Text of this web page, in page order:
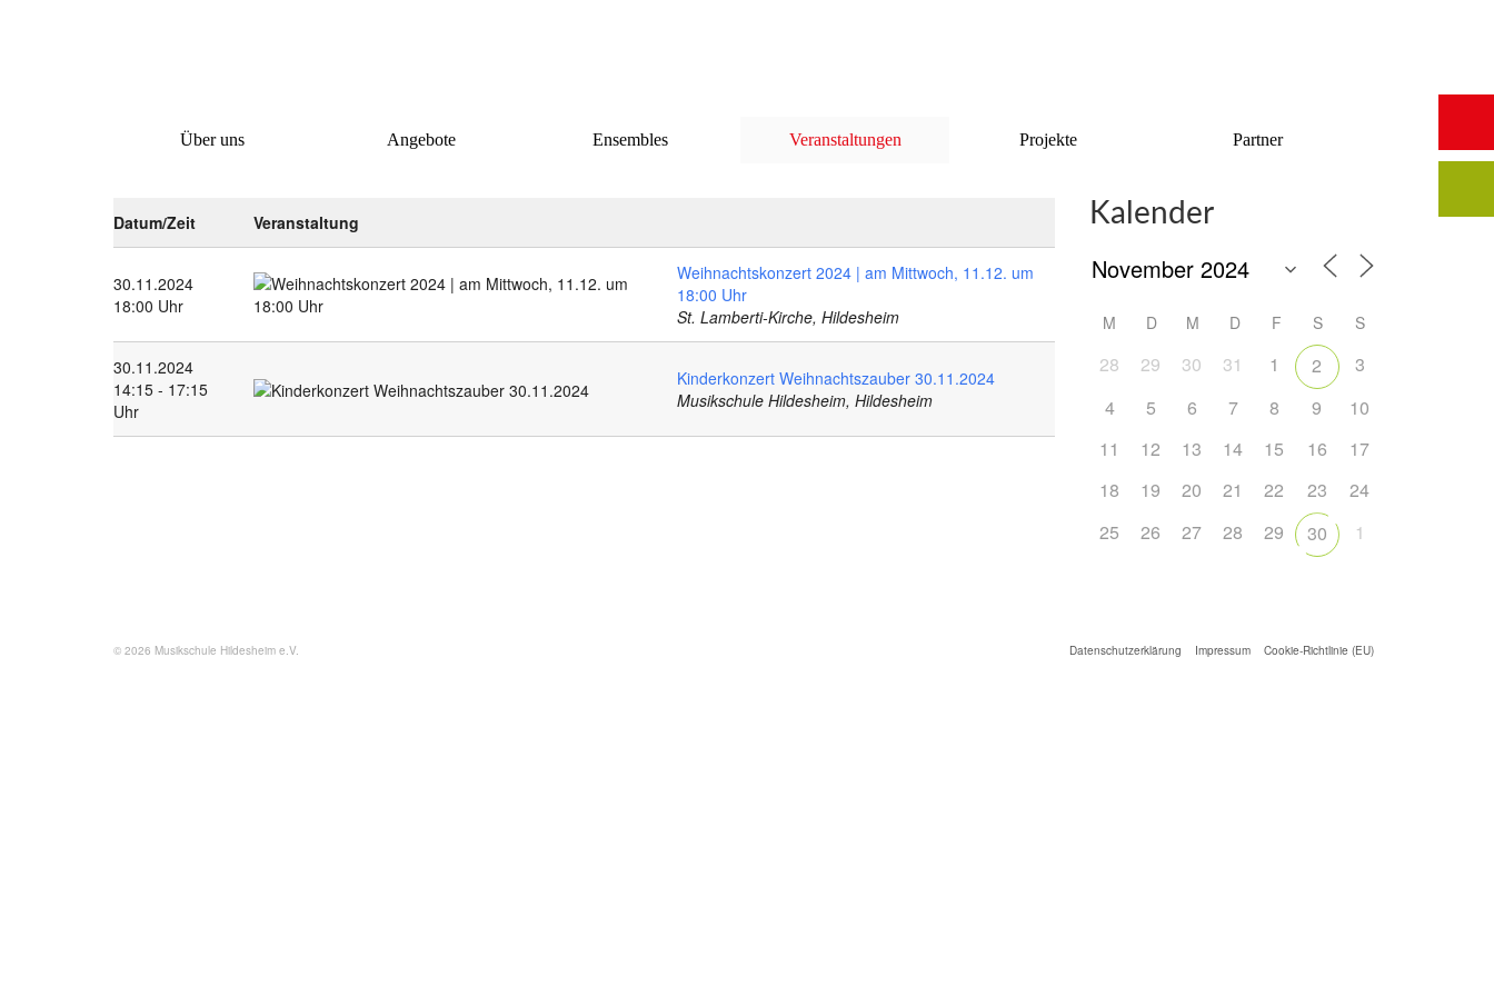
Über uns Angebote Ensembles Veranstaltungen Projekte Partner
Datum/Zeit Veranstaltung
30.11.2024
18:00 Uhr
Weihnachtskonzert 2024 | am Mittwoch, 11.12. um
18:00 Uhr
St. Lamberti-Kirche, Hildesheim
30.11.2024
14:15 - 17:15
Uhr
Kinderkonzert Weihnachtszauber 30.11.2024
Musikschule Hildesheim, Hildesheim
Kalender
M D M D F S S
28 29 30 31 1 2
3
4
5 6 7 8 9
10
11
12 13 14 15 16
17
18
19 20 21 22 23
24
25
26 27 28 29 30 1
Datenschutzerklärung Impressum Cookie-Richtlinie (EU)
© 2026 Musikschule Hildesheim e.V.